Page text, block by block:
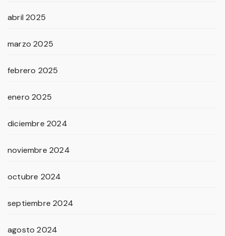
abril 2025
marzo 2025
febrero 2025
enero 2025
diciembre 2024
noviembre 2024
octubre 2024
septiembre 2024
agosto 2024